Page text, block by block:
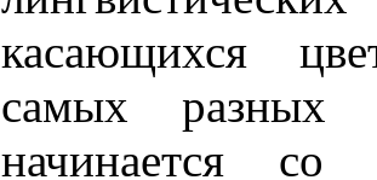
касающихся
самых разных
начинается